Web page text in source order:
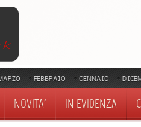
FEBBRAIO GENNAIO
NOVITA' IN EVIDENZA